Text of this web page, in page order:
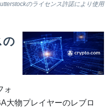
のライセンス許諾により使用
の
ォ
大物プレイヤーのレブロ